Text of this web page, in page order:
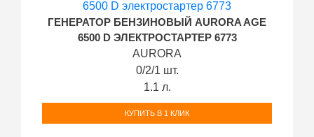
ГЕНЕРАТОР БЕНЗИНОВЫЙ AURORA AGE
6500 D ЭЛЕКТРОСТАРТЕР 6773
AURORA
0/2/1 шт.
1.1 л.
КУПИТЬ В 1 КЛИК